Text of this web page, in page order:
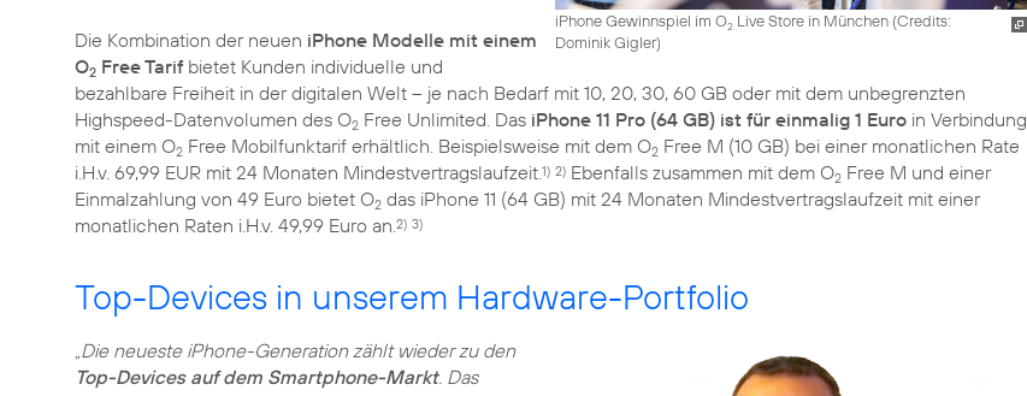
iPhone Gewinnspiel im O2Live Store in München (Credits:
Dominik Gigler)
Die Kombination der neuen iPhone Modelle mit einem
O2 Free Tarif bietet Kunden individuelle und
bezahlbare Freiheit in der digitalen Welt – je nach Bedarf mit 10, 20, 30, 60 GB oder mit dem unbegrenzten
Highspeed-Datenvolumen des O2 Free Unlimited. Das iPhone 11 Pro (64 GB) ist für einmalig 1 Euro in Verbindung
mit einem O2 Free Mobilfunktarif erhältlich. Beispielsweise mit dem O2 Free M (10 GB) bei einer monatlichen Rate
i.H.v. 69,99 EUR mit 24 Monaten Mindestvertragslaufzeit.1) 2) Ebenfalls zusammen mit dem O2 Free M und einer
Einmalzahlung von 49 Euro bietet O2 das iPhone 11 (64 GB) mit 24 Monaten Mindestvertragslaufzeit mit einer
monatlichen Raten i.H.v. 49,99 Euro an.2) 3)
Top-Devices in unserem Hardware-Portfolio
„Die neueste iPhone-Generation zählt wieder zu den
Top-Devices auf dem Smartphone-Markt. Das